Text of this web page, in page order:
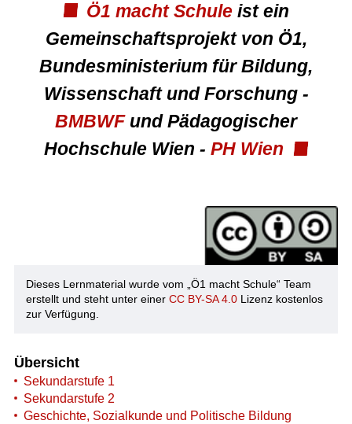
Ö1 macht Schule ist ein
Gemeinschaftsprojekt von Ö1,
Bundesministerium für Bildung,
Wissenschaft und Forschung -
BMBWFund Pädagogischer
Hochschule Wien - PH Wien
Dieses Lernmaterial wurde vom „Ö1 macht Schule“ Team
erstellt und steht unter einer CC BY-SA 4.0Lizenz kostenlos
zur Verfügung.
Übersicht
Sekundarstufe 1
Sekundarstufe 2
Geschichte, Sozialkunde und Politische Bildung